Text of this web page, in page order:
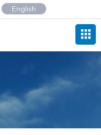
English